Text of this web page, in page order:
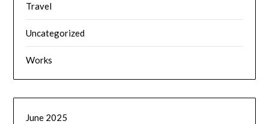
Travel
Uncategorized
Works
June 2025